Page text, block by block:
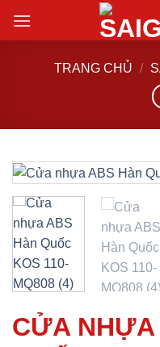
đến
TRANG CHỦ /
CỬA